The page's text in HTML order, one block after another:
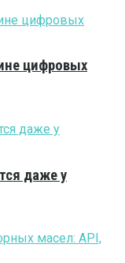
цифровых
даже у